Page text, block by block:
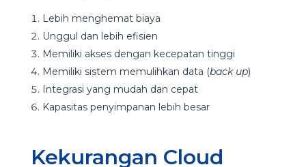
Lebih menghemat biaya
Unggul dan lebih efisien
Memiliki akses dengan kecepatan tinggi
Memiliki sistem memulihkan data (back up)
Integrasi yang mudah dan cepat
Kapasitas penyimpanan lebih besar
Kekurangan Cloud